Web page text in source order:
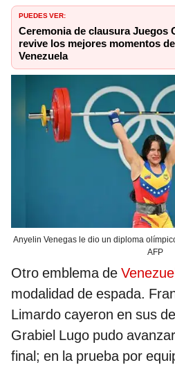
PUEDES VER:
Ceremonia de clausura Juegos
revive los mejores momentos
Venezuela
Anyelin Venegas le dio un diploma
AFP
Otro emblema de
modalidad de espada.
Limardo cayeron en sus
Grabiel Lugo pudo
final; en la prueba por